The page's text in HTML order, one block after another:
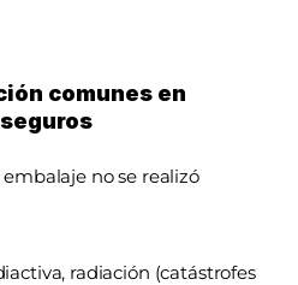
comunes en
no se realizó
radiación (catástrofes